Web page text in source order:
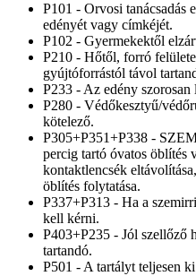
P101 - Orvosi tanácsadás
edényét vagy címkéjét.
P102 - Gyermekektől
P210 - Hőtől, forró
gyújtóforrástól távol
P233 - Az edény szorosan
P280 - Védőkesztyű/
kötelező.
P305+P351+P338 -
percig tartó óvatos öblítés
kontaktlencsék
öblítés folytatása.
P337+P313 - Ha a
kell kérni.
P403+P235 - Jól szellőző
tartandó.
P501 - A tartályt teljesen